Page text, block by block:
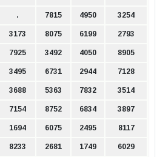
. 7815 4950 3254
3173 8075 6199 2793
7925 3492 4050 8905
3495 6731 2944 7128
3688 5363 7832 3514
7154 8752 6834 3897
1694 6075 2495 8117
8233 2681 1749 6029